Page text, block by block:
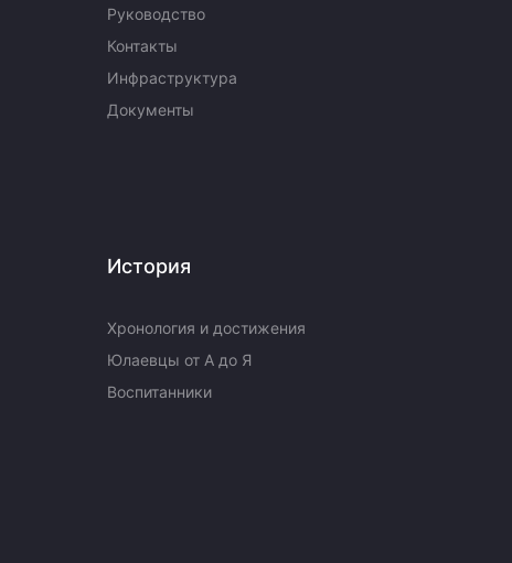
Руководство
Контакты
Инфраструктура
Документы
История
Хронология и достижения
Юлаевцы от А до Я
Воспитанники